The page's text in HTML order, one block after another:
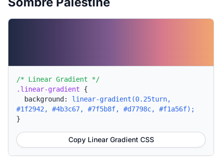
/* Linear Gradient */
.linear-gradient {
background: linear-gradient(0.25turn,
#1f2942, #4b3c67, #7f5b8f, #d7798c, #f1a56f);
}
Copy Linear Gradient CSS